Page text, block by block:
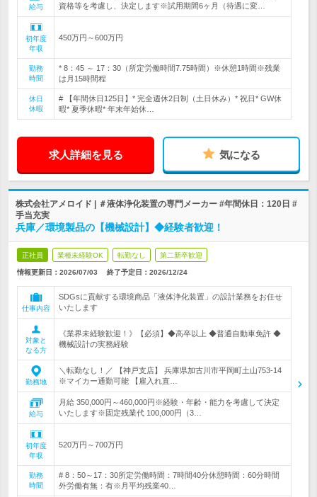
給与
資格等を考慮し、決定します※試用期間6ヶ月（待遇に変…
初年度
年収
450万円～600万円
勤務
時間
* 8：45 ～ 17：30（所定労働時間7.75時間）※休憩1時間※残業
は月15時間程
休日
休暇
# 【年間休日125日】* 完全週休2日制（土日休み）* 祝日* GW休
暇* 夏季休暇* 年末年始休…
求人詳細を見る 気になる
株式会社アメロイド | ＃液体浄化装置の専門メーカー #年間休日：120日 #
手当充実
兵庫／環境製品の【機械設計】◆経験者歓迎！
正社員 業種未経験OK 転勤なし 第二新卒歓迎
情報更新日：2026/07/03 終了予定日： 2026/12/24
仕事内容
SDGsに貢献する環境商品「液体浄化装置」の設計業務をお任せ
いたします
対象と
なる方
《業界未経験歓迎！》【必須】◆高卒以上 ◆普通自動車免許 ◆
機械設計の実務経験
勤務地
＼転勤なし！／ 【神戸支店】 兵庫県加古川市平岡町土山753-14
※マイカー通勤可能 【雇入れ直…
給与
月給 350,000円～460,000円※経験・年齢・能力を考慮して決定
いたします※固定残業代 100,000円（3…
初年度
年収
520万円～700万円
勤務
時間
# 8：50～17：30所定労働時間：7時間40分休憩時間：60分時間
外労働有無：有※月平均残業40…